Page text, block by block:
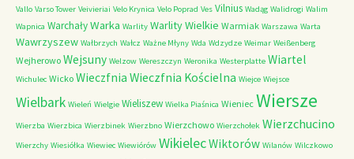
Vallo Varso Tower Veivieriai Velo Krynica Velo Poprad Ves Vilnius Wadąg Walidrogi Walim
Wapnica WarchałyWarka Warlity Warlity Wielkie Warmiak Warszawa Warta
Wawrzyszew Wałbrzych Wałcz Ważne Młyny Wda Wdzydze Weimar Weißenberg
Wejherowo Wejsuny Welzow Wereszczyn Weronika Westerplatte Wiartel
Wichulec Wicko Wieczfnia Wieczfnia Kościelna Wiejce Wiejsce
Wielbark Wieleń Wielgie Wieliszew Wielka Piaśnica Wieniec Wiersze
Wierzba Wierzbica Wierzbinek Wierzbno Wierzchowo Wierzchołek Wierzchucino
Wierzchy Wiesiółka Wiewiec Wiewiórów WikielecWiktorów Wilanów Wilczkowo